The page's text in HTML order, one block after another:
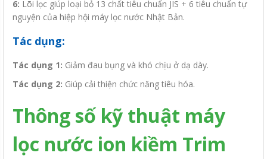
6: Lõi lọc giúp loại bỏ 13 chất tiêu chuẩn JIS + 6 tiêu chuẩn tự
nguyện của hiệp hội máy lọc nước Nhật Bản.
Tác dụng:
Tác dụng 1: Giảm đau bụng và khó chịu ở dạ dày.
Tác dụng 2: Giúp cải thiện chức năng tiêu hóa.
Thông số kỹ thuật máy
lọc nước ion kiềm Trim